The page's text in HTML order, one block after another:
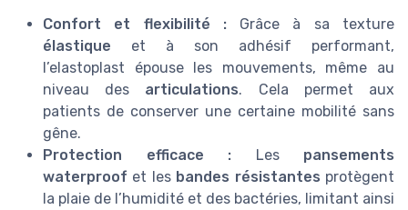
Confort et flexibilité :Grâce à sa texture
élastique et à son adhésif performant,
l’elastoplast épouse les mouvements, même au
niveau des articulations. Cela permet aux
patients de conserver une certaine mobilité sans
gêne.
Protection efficace : Les pansements
waterproof et les bandes résistantes protègent
la plaie de l’humidité et des bactéries, limitant ainsi